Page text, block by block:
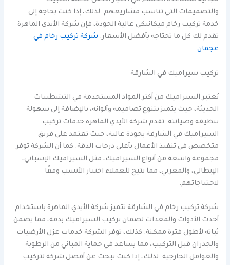
والتصميمات التي تناسب مشاريعهم. لذلك، إذا كنت بحاجة إلى
خدمة تركيب رخام ميكانيكي عالية الجودة، فإن شركة الأيدي الماهرة
تقدم لك كل ما تحتاجه بأفضل الأسعار. شركة تركيب رخام في
عجمان
تركيب سيراميك في الشارقة
يُعتبر السيراميك من أكثر المواد المستخدمة في التشطيبات
الحديثة، حيث يتميز بتنوع تصاميمه وألوانه، بالإضافة إلى سهولة
تنظيفه وصيانته. تقدم شركة الأيدي الماهرة خدمات تركيب
السيراميك في الشارقة بجودة عالية، حيث تعتمد على فريق
متخصص في تنفيذ الأعمال بأعلى درجات الدقة. كما أن الشركة توفر
مجموعة واسعة من أنواع السيراميك، مثل السيراميك الإسباني،
الإيطالي، والمغربي، مما يتيح للعملاء اختيار الأنسب وفقًا
لاحتياجاتهم.
شركة تركيب رخام في الشارقة تتميز شركة الأيدي الماهرة باستخدام
أحدث الأدوات والمعدات لضمان تركيب السيراميك بدقة، مما يضمن
ثباته لأطول فترة ممكنة. كذلك، توفر الشركة خدمات عزل الأرضيات
والجدران قبل التركيب، مما يساعد في حماية المباني من الرطوبة
والعوامل الخارجية. لذلك، إذا كنت تبحث عن أفضل شركة لتركيب